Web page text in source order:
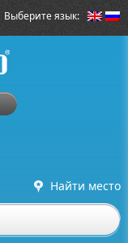
Выберите язык:
Найти место